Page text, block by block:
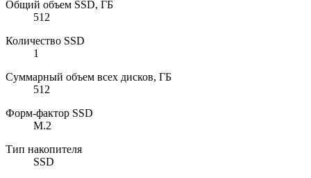
Общий объем SSD, ГБ
512
Количество SSD
1
Суммарный объем всех дисков, ГБ
512
Форм-фактор SSD
M.2
Тип накопителя
SSD